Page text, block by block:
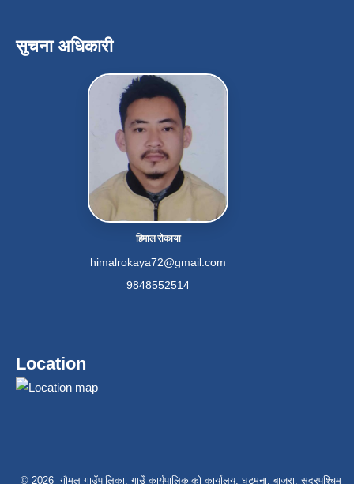
सुचना अधिकारी
हिमाल रोकाया
himalrokaya72@gmail.com
9848552514
Location
© 2026 गौमुल गाउँपालिका, गाउँ कार्यपालिकाको कार्यालय, घट्मुना, बाजुरा, सुदूरपश्चिम